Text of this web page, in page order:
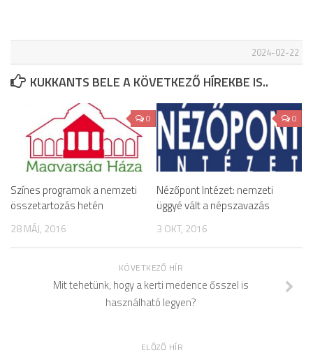
2024-02-22
KUKKANTS BELE A KÖVETKEZŐ HÍREKBE IS..
0
Színes programok a nemzeti
összetartozás hetén
28 MÁJ, 2016
0
Nézőpont Intézet: nemzeti
üggyé vált a népszavazás
3 OKT, 2016
KÖVETKEZŐ HÍR
Mit tehetünk, hogy a kerti medence ősszel is
használható legyen?
ELŐZŐ HÍR